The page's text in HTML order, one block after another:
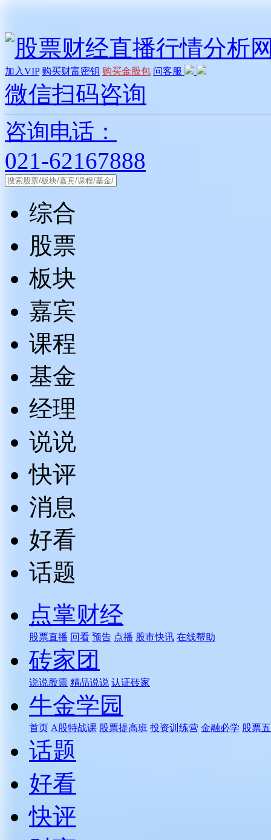
加入VIP 购买财富密钥 购买金股包 问客服
微信扫码咨询
咨询电话：
021-62167888
综合
股票
板块
嘉宾
课程
基金
经理
说说
快评
消息
好看
话题
点掌财经
股票直播 回看 预告 点播 股市快讯 在线帮助
砖家团
说说股票 精品说说 认证砖家
牛金学园
首页 A股特战课 股票提高班 投资训练营 金融必学 股票
话题
好看
快评